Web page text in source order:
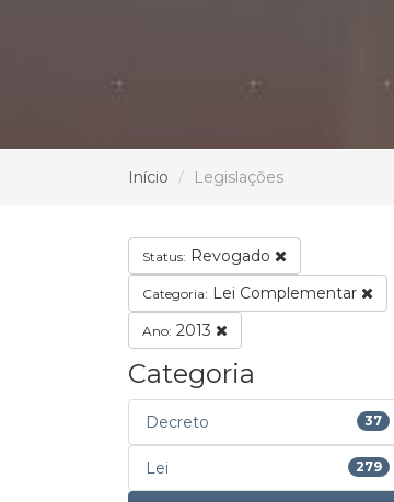
Início Legislações
Status: Revogado
Categoria: Lei Complementar
Ano: 2013
Categoria
Decreto 37
Lei 279